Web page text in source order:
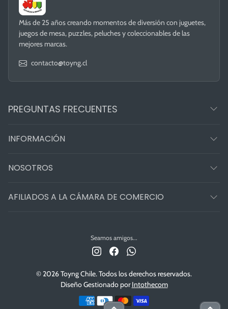
Más de 25 años creando momentos de diversión con juguetes,
juegos de mesa, puzzles, peluches y coleccionables de las
mejores marcas.
contacto@toyng.cl
PREGUNTAS FRECUENTES
INFORMACIÓN
NOSOTROS
AFILIADOS A LA CÁMARA DE COMERCIO
Seamos amigos...
© 2026 Toyng Chile. Todos los derechos reservados.
Diseño Gestionado porIntothecom
Métodos de pago